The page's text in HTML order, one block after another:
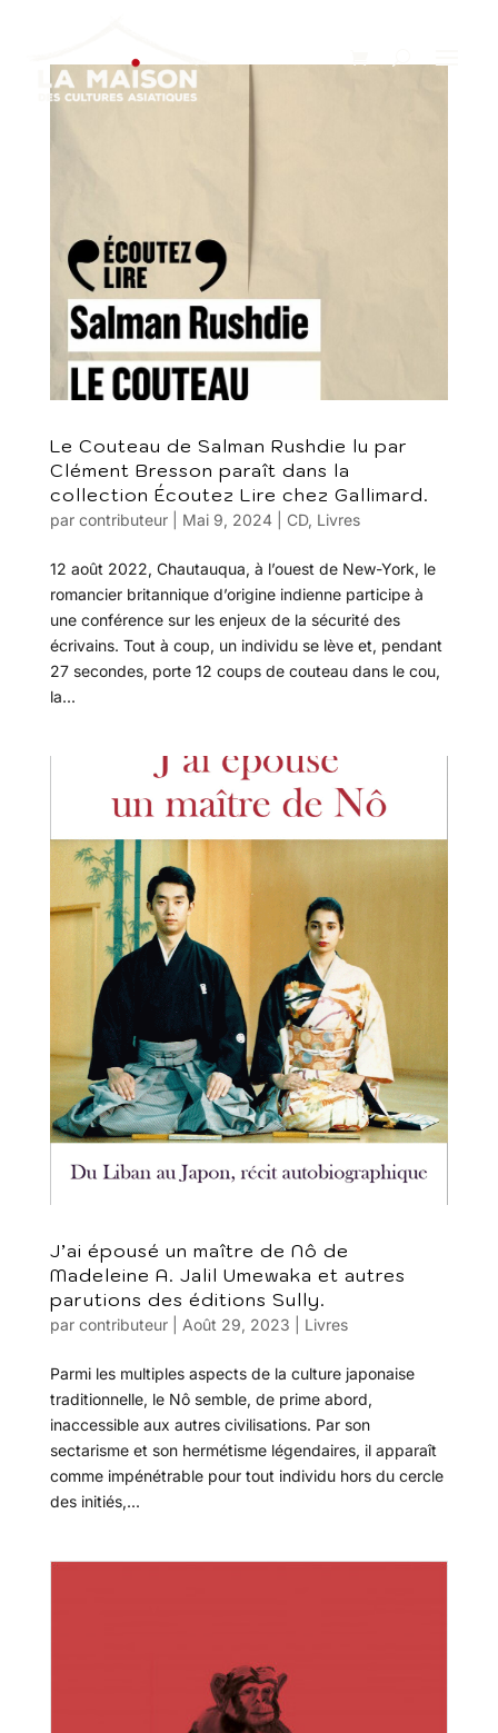
Le Couteau de Salman Rushdie lu par
Clément Bresson paraît dans la
collection Écoutez Lire chez Gallimard.
par contributeur| Mai 9, 2024| CD, Livres
12 août 2022, Chautauqua, à l’ouest de New-York, le
romancier britannique d’origine indienne participe à
une conférence sur les enjeux de la sécurité des
écrivains. Tout à coup, un individu se lève et, pendant
27 secondes, porte 12 coups de couteau dans le cou,
la...
J’ai épousé un maître de Nô de
Madeleine A. Jalil Umewaka et autres
parutions des éditions Sully.
par contributeur| Août 29, 2023 Livres
Parmi les multiples aspects de la culture japonaise
traditionnelle, le Nô semble, de prime abord,
inaccessible aux autres civilisations. Par son
sectarisme et son hermétisme légendaires, il apparaît
comme impénétrable pour tout individu hors du cercle
des initiés,...